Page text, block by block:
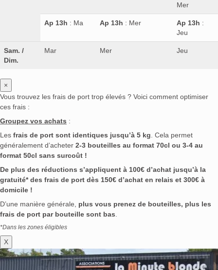
Mer
Ap 13h : Ma Ap 13h : Mer Ap 13h :
Jeu
Sam. /
Dim.
Mar Mer Jeu
×
Vous trouvez les frais de port trop élevés ? Voici comment optimiser
ces frais :
Groupez vos achats :
Les frais de port sont identiques jusqu’à 5 kg. Cela permet
généralement d’acheter 2-3 bouteilles au format 70cl ou 3-4 au
format 50cl sans surcoût !
De plus des réductions s’appliquent à 100€ d’achat jusqu’à la
gratuité* des frais de port dès 150€ d’achat en relais et 300€ à
domicile !
D’une manière générale, plus vous prenez de bouteilles, plus les
frais de port par bouteille sont bas.
*Dans les zones éligibles
X